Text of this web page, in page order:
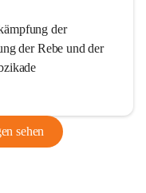
der
der Rebe und der
sehen